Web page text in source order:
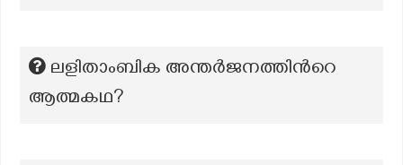
ലളിതാംബിക അന്തര്‍ജനത്തിന്‍റെ
ആത്മകഥ?